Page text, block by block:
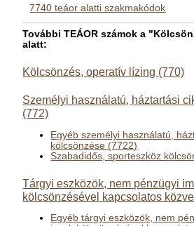
7740 teáor alatti szakmakódok
További TEÁOR számok a
alatt:
Kölcsönzés, operatív lízing (770)
Személyi használatú, háztartási
(772)
Egyéb személyi használatú,
kölcsönzése (7722)
Szabadidős, sporteszköz
Tárgyi eszközök, nem pénzügyi
kölcsönzésével kapcsolatos
Egyéb tárgyi eszközök, nem